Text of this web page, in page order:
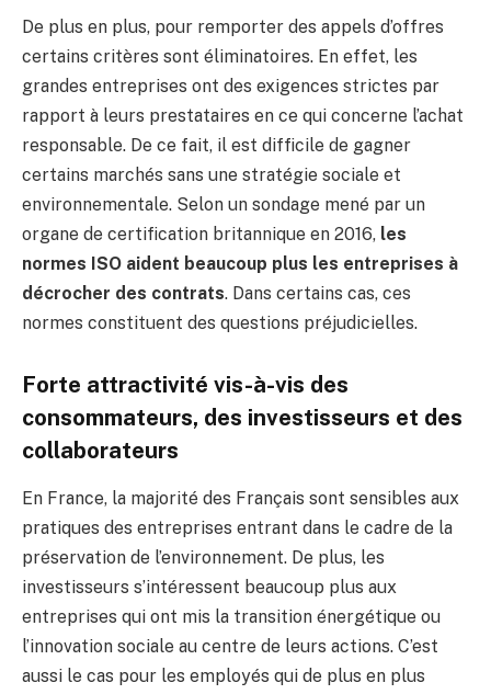
De plus en plus, pour remporter des appels d’offres
certains critères sont éliminatoires. En effet, les
grandes entreprises ont des exigences strictes par
rapport à leurs prestataires en ce qui concerne l’achat
responsable. De ce fait, il est difficile de gagner
certains marchés sans une stratégie sociale et
environnementale. Selon un sondage mené par un
organe de certification britannique en 2016, les
normes ISO aident beaucoup plus les entreprises à
décrocher des contrats. Dans certains cas, ces
normes constituent des questions préjudicielles.
Forte attractivité vis-à-vis des
consommateurs, des investisseurs et des
collaborateurs
En France, la majorité des Français sont sensibles aux
pratiques des entreprises entrant dans le cadre de la
préservation de l’environnement. De plus, les
investisseurs s’intéressent beaucoup plus aux
entreprises qui ont mis la transition énergétique ou
l’innovation sociale au centre de leurs actions. C’est
aussi le cas pour les employés qui de plus en plus